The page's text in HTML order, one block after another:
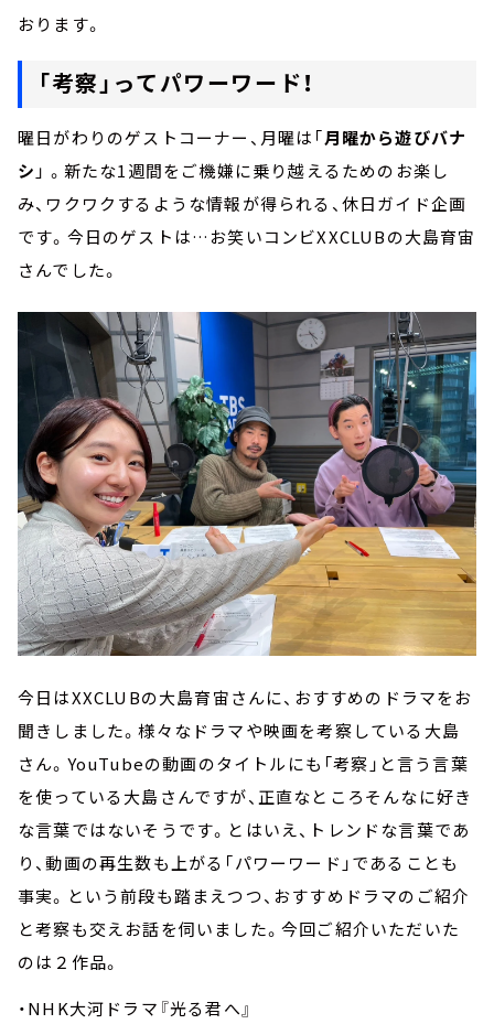
おります。
「考察」ってパワーワード！
曜日がわりのゲストコーナー、月曜は「月曜から遊びバナ
シ 」 。新たな1週間をご機嫌に乗り越えるためのお楽し
み、ワクワクするような情報が得られる、休⽇ガイド企画
です。今日のゲストは…お笑いコンビXXCLUBの大島育宙
さんでした。
今日はXXCLUBの大島育宙さんに、おすすめのドラマをお
聞きしました。様々なドラマや映画を考察している大島
さん。YouTubeの動画のタイトルにも「考察」と言う言葉
を使っている大島さんですが、正直なところそんなに好き
な言葉ではないそうです。とはいえ、トレンドな言葉であ
り、動画の再生数も上がる「パワーワード」であることも
事実。という前段も踏まえつつ、おすすめドラマのご紹介
と考察も交えお話を伺いました。今回ご紹介いただいた
のは２作品。
・NHK大河ドラマ『光る君へ』